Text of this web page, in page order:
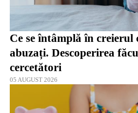
Ce se întâmplă în creierul
abuzați. Descoperirea
cercetători
05 AUGUST 2026